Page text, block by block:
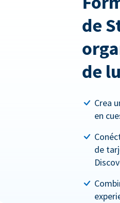
de
de
Crea
en
de